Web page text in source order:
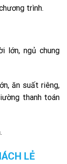
trình.
lớn, ngủ chung
ăn suất riêng,
thanh toán
LẺ